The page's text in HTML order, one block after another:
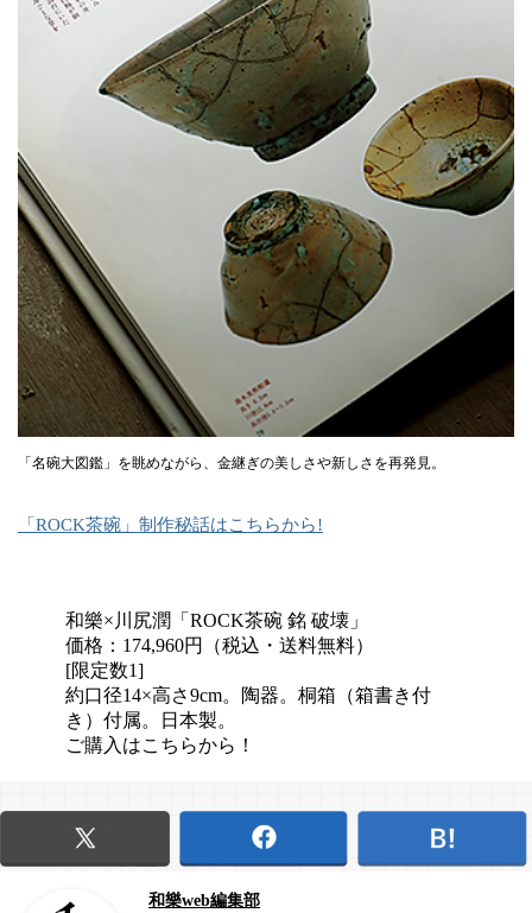
「名碗大図鑑」を眺めながら、金継ぎの美しさや新しさを再発見。
「ROCK茶碗」制作秘話はこちらから!
和樂×川尻潤「ROCK茶碗 銘 破壊」
価格：174,960円（税込・送料無料）
[限定数1]
約口径14×高さ9cm。陶器。桐箱（箱書き付
き）付属。日本製。
ご購入はこちらから！
和樂web編集部